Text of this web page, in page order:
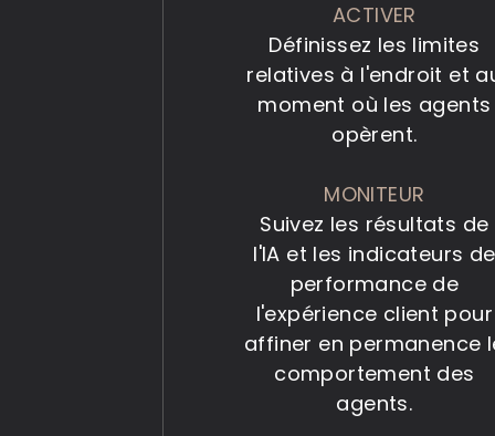
ACTIVER
Définissez les limites
relatives à l'endroit et
moment où les agents
opèrent.
MONITEUR
Suivez les résultats de
l'IA et les indicateurs de
performance de
l'expérience client pour
affiner en permanence
comportement des
agents.